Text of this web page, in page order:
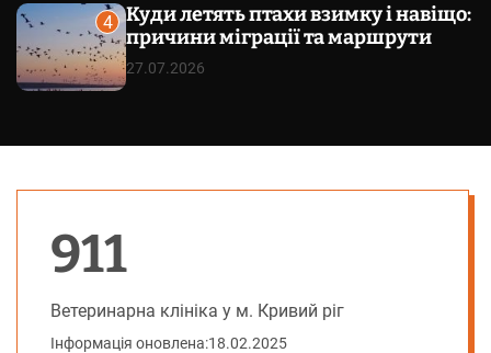
4
Куди летять птахи взимку і навіщо:
причини міграції та маршрути
27.07.2026
911
Ветеринарна клініка у м. Кривий ріг
Інформація оновлена:18.02.2025